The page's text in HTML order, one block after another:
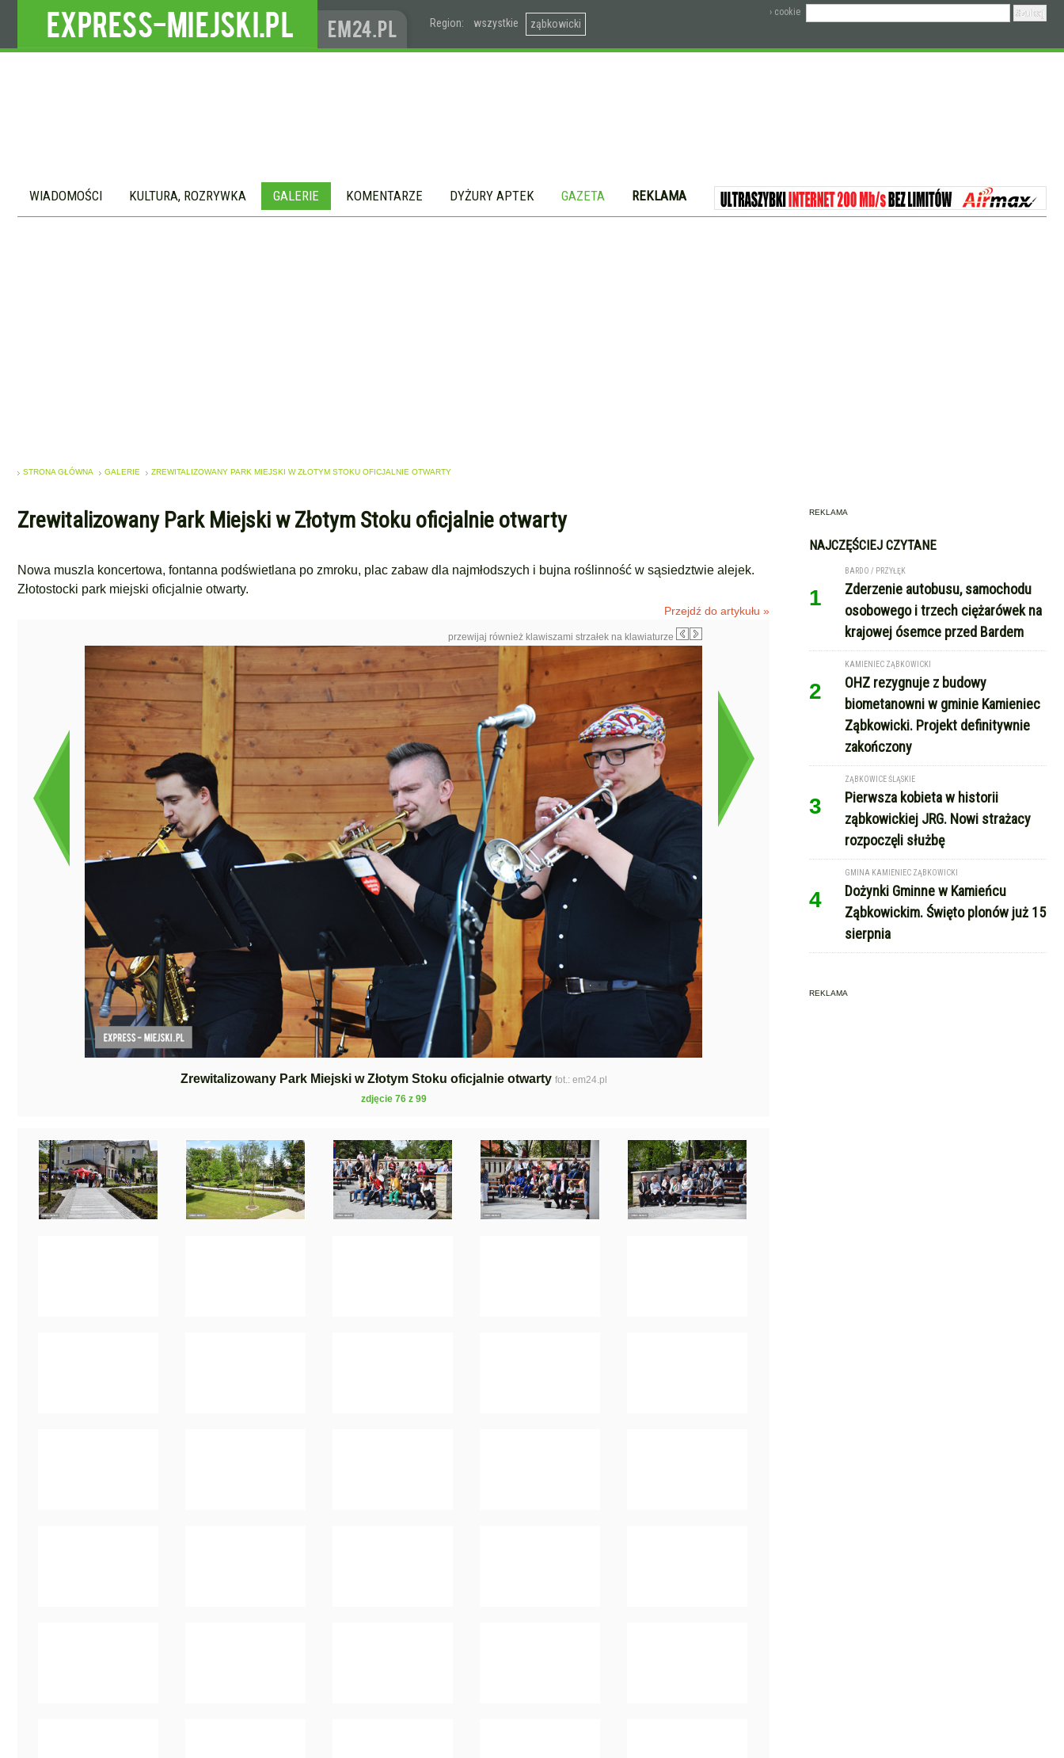
Region: wszystkie ząbkowicki
› cookie
WIADOMOŚCI KULTURA, ROZRYWKA GALERIE KOMENTARZE DYŻURY APTEK GAZETA REKLAMA
STRONA GŁÓWNA GALERIE ZREWITALIZOWANY PARK MIEJSKI W ZŁOTYM STOKU OFICJALNIE OTWARTY
Zrewitalizowany Park Miejski w Złotym Stoku oficjalnie otwarty
Nowa muszla koncertowa, fontanna podświetlana po zmroku, plac zabaw dla najmłodszych i bujna roślinność w sąsiedztwie alejek.
Złotostocki park miejski oficjalnie otwarty.
Przejdź do artykułu »
przewijaj również klawiszami strzałek na klawiaturze
Zrewitalizowany Park Miejski w Złotym Stoku oficjalnie otwarty fot.: em24.pl
zdjęcie 76 z 99
REKLAMA
NAJCZĘŚCIEJ CZYTANE
1
BARDO / PRZYŁĘK
Zderzenie autobusu, samochodu
osobowego i trzech ciężarówek na
krajowej ósemce przed Bardem
2
KAMIENIEC ZĄBKOWICKI
OHZ rezygnuje z budowy
biometanowni w gminie Kamieniec
Ząbkowicki. Projekt definitywnie
zakończony
3
ZĄBKOWICE ŚLĄSKIE
Pierwsza kobieta w historii
ząbkowickiej JRG. Nowi strażacy
rozpoczęli służbę
4
GMINA KAMIENIEC ZĄBKOWICKI
Dożynki Gminne w Kamieńcu
Ząbkowickim. Święto plonów już 15
sierpnia
REKLAMA